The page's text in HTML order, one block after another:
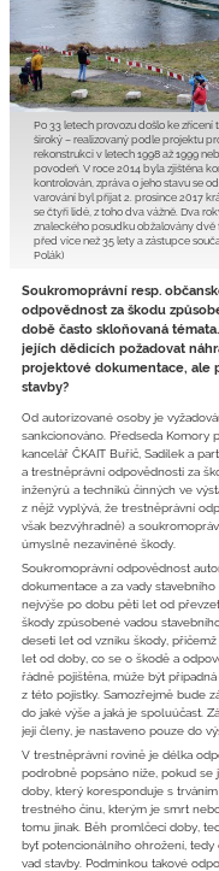
Po 33 letech provozu došlo ke zřícení
široký – realizovaný podle projektu
rekonstrukci v letech 1998 až 1999
povodeň. V roce 2014 byla zjištěna
kontrolován, zpráva o jeho stavu se
varování byl přijat 2. prosince 2017
se čtyři lidé, z toho dva vážně. Dva
znaleckého posudku obžalovány
před více než 35 lety a zástupce
Polák)
Soukromoprávní resp.
odpovědnost za škodu
době často skloňovaná
jejích dědicích požadovat
projektové dokumentace, ale
stavby?
Od autorizované osoby je
sankcionováno. Předseda Komory
kancelář ČKAIT Buřič, Sadílek a
a trestněprávní odpovědnosti za
inženýrů a techniků činných ve
z nějž vyplývá, že trestněprávní
však bezvýhradně) a
úmyslně nezaviněné škody.
Soukromoprávní odpovědnost
dokumentace a za vady
nejvýše po dobu pěti let od
škody způsobené vadou
deseti let od vzniku škody,
let od doby, co se o škodě a
řádně pojištěna, může být
z této pojistky. Samozřejmě bude
do jaké výše a jaká je spoluúčast.
její členy, je nastaveno pouze do
V trestněprávní rovině je délka
podrobně popsáno níže, pokud se
doby, který koresponduje s
trestného činu, kterým je smrt
tomu jinak. Běh promlčecí doby,
byť potencionálního ohrožení,
vad stavby. Podmínkou takové